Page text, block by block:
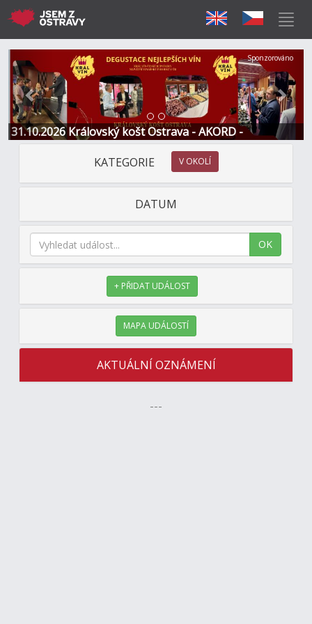
31.10.2026 Královský košt Ostrava - AKORD -
Restaurace a Hotel
Předchozí Další
Sponzorováno
KATEGORIE V OKOLÍ
DATUM
OK
+ PŘIDAT UDÁLOST
MAPA UDÁLOSTÍ
AKTUÁLNÍ OZNÁMENÍ
---